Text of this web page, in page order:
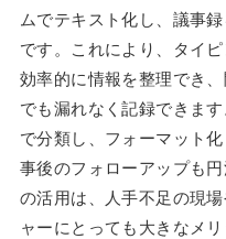
ムでテキスト化し、議事
です。これにより、タイ
効率的に情報を整理でき
でも漏れなく記録できま
で分類し、フォーマット
事後のフォローアップも
の活用は、人手不足の現
ャーにとっても大きなメリ